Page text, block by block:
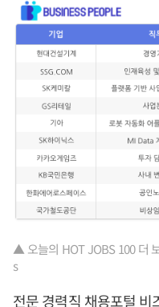
▲ 오늘의 HOT JOBS 100
s
전문 경력직 채용포털 비